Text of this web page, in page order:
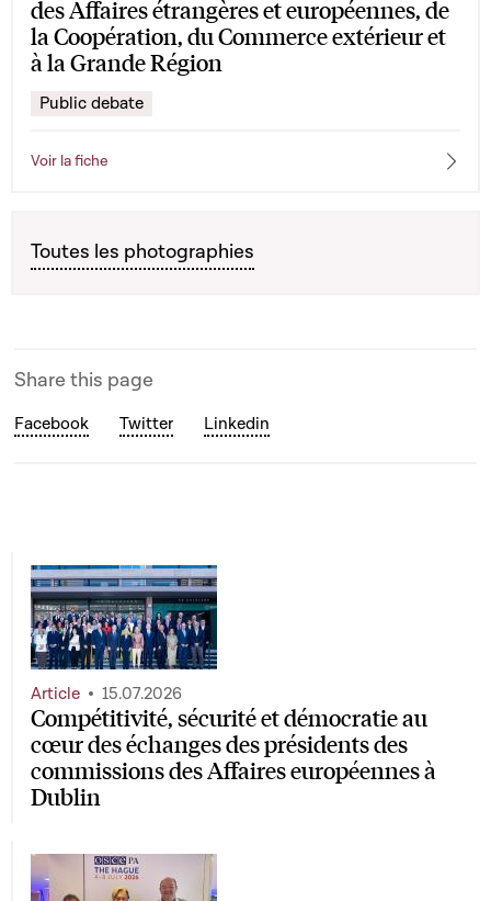
des Affaires étrangères et européennes, de
la Coopération, du Commerce extérieur et
à la Grande Région
Public debate
Voir la fiche
Toutes les photographies
Share this page
Facebook Twitter Linkedin
Compétitivité, sécurité et démocratie au
cœur des échanges des présidents des
commissions des Affaires européennes à
Dublin
Article 15.07.2026